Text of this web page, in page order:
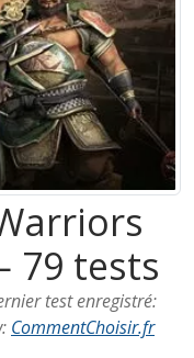
79 tests
test enregistré:
: CommentChoisir.fr